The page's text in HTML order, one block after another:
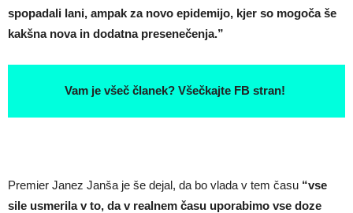
spopadali lani, ampak za novo epidemijo, kjer so mogoča še
kakšna nova in dodatna presenečenja.”
Vam je všeč članek? Všečkajte FB stran!
Premier Janez Janša je še dejal, da bo vlada v tem času “vse
sile usmerila v to, da v realnem času uporabimo vse doze